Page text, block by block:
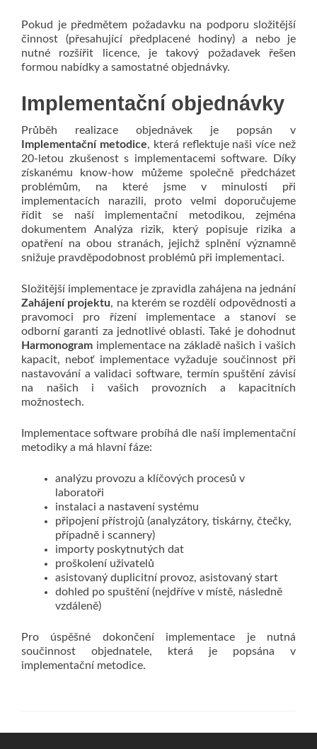
Pokud je předmětem požadavku na podporu složitější
činnost (přesahující předplacené hodiny) a nebo je
nutné rozšířit licence, je takový požadavek řešen
formou nabídky a samostatné objednávky.
Implementační objednávky
Průběh realizace objednávek je popsán v
Implementační metodice, která reflektuje naši více než
20-letou zkušenost s implementacemi software. Díky
získanému know-how můžeme společně předcházet
problémům, na které jsme v minulosti při
implementacích narazili, proto velmi doporučujeme
řídit se naší implementační metodikou, zejména
dokumentem Analýza rizik, který popisuje rizika a
opatření na obou stranách, jejichž splnění významně
snižuje pravděpodobnost problémů při implementaci.
Složitější implementace je zpravidla zahájena na jednání
Zahájení projektu, na kterém se rozdělí odpovědnosti a
pravomoci pro řízení implementace a stanoví se
odborní garanti za jednotlivé oblasti. Také je dohodnut
Harmonogram implementace na základě našich i vašich
kapacit, neboť implementace vyžaduje součinnost při
nastavování a validaci software, termín spuštění závisí
na našich i vašich provozních a kapacitních
možnostech.
Implementace software probíhá dle naší implementační
metodiky a má hlavní fáze:
analýzu provozu a klíčových procesů v
laboratoři
instalaci a nastavení systému
připojení přístrojů (analyzátory, tiskárny, čtečky,
případně i scannery)
importy poskytnutých dat
proškolení uživatelů
asistovaný duplicitní provoz, asistovaný start
dohled po spuštění (nejdříve v místě, následně
vzdáleně)
Pro úspěšné dokončení implementace je nutná
součinnost objednatele, která je popsána v
implementační metodice.